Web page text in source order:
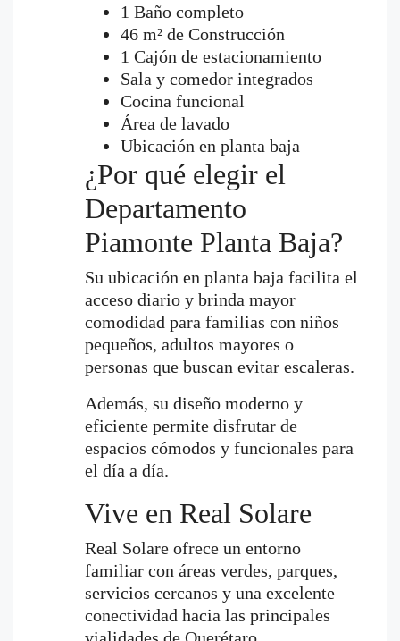
1 Baño completo
46 m² de Construcción
1 Cajón de estacionamiento
Sala y comedor integrados
Cocina funcional
Área de lavado
Ubicación en planta baja
¿Por qué elegir el
Departamento
Piamonte Planta Baja?
Su ubicación en planta baja facilita el
acceso diario y brinda mayor
comodidad para familias con niños
pequeños, adultos mayores o
personas que buscan evitar escaleras.
Además, su diseño moderno y
eficiente permite disfrutar de
espacios cómodos y funcionales para
el día a día.
Vive en Real Solare
Real Solare ofrece un entorno
familiar con áreas verdes, parques,
servicios cercanos y una excelente
conectividad hacia las principales
vialidades de Querétaro.